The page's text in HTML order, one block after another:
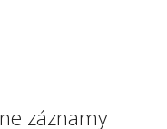
záznamy